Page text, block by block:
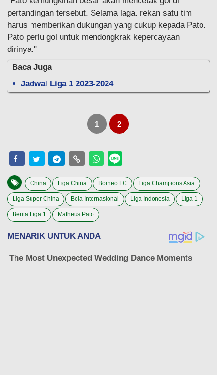
pertandingan tersebut. Selama laga, rekan satu tim
harus memberikan dukungan yang cukup kepada Pato.
Pato perlu gol untuk mendongkrak kepercayaan
dirinya."
Baca Juga
Jadwal Liga 1 2023-2024
1 2
China Liga China Borneo FC Liga Champions Asia
Liga Super China Bola Internasional Liga Indonesia Liga 1
Berita Liga 1 Matheus Pato